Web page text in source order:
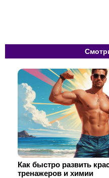
Как быстро развить
тренажеров и химии